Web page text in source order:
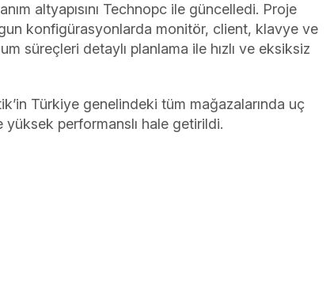
altyapısını Technopc ile güncelledi. Proje
konfigürasyonlarda monitör, client, klavye ve
süreçleri detaylı planlama ile hızlı ve eksiksiz
Türkiye genelindeki tüm mağazalarında uç
yüksek performanslı hale getirildi.